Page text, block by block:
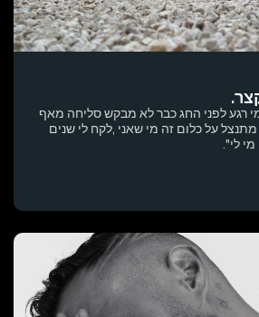
רגע לפני החג כבר לא מבקש סליחה מאף
על כלום זה מי שאני ,לקח לי שנים
לי".